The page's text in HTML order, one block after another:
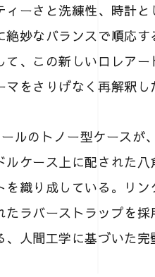
ィーさと洗練性、時計
絶妙なバランスで順応
て、この新しいロレア
をさりげなく再解釈し
ルのトノー型ケースが
ルケース上に配された
を織り成している。リ
たラバーストラップを
、人間工学に基づいた完